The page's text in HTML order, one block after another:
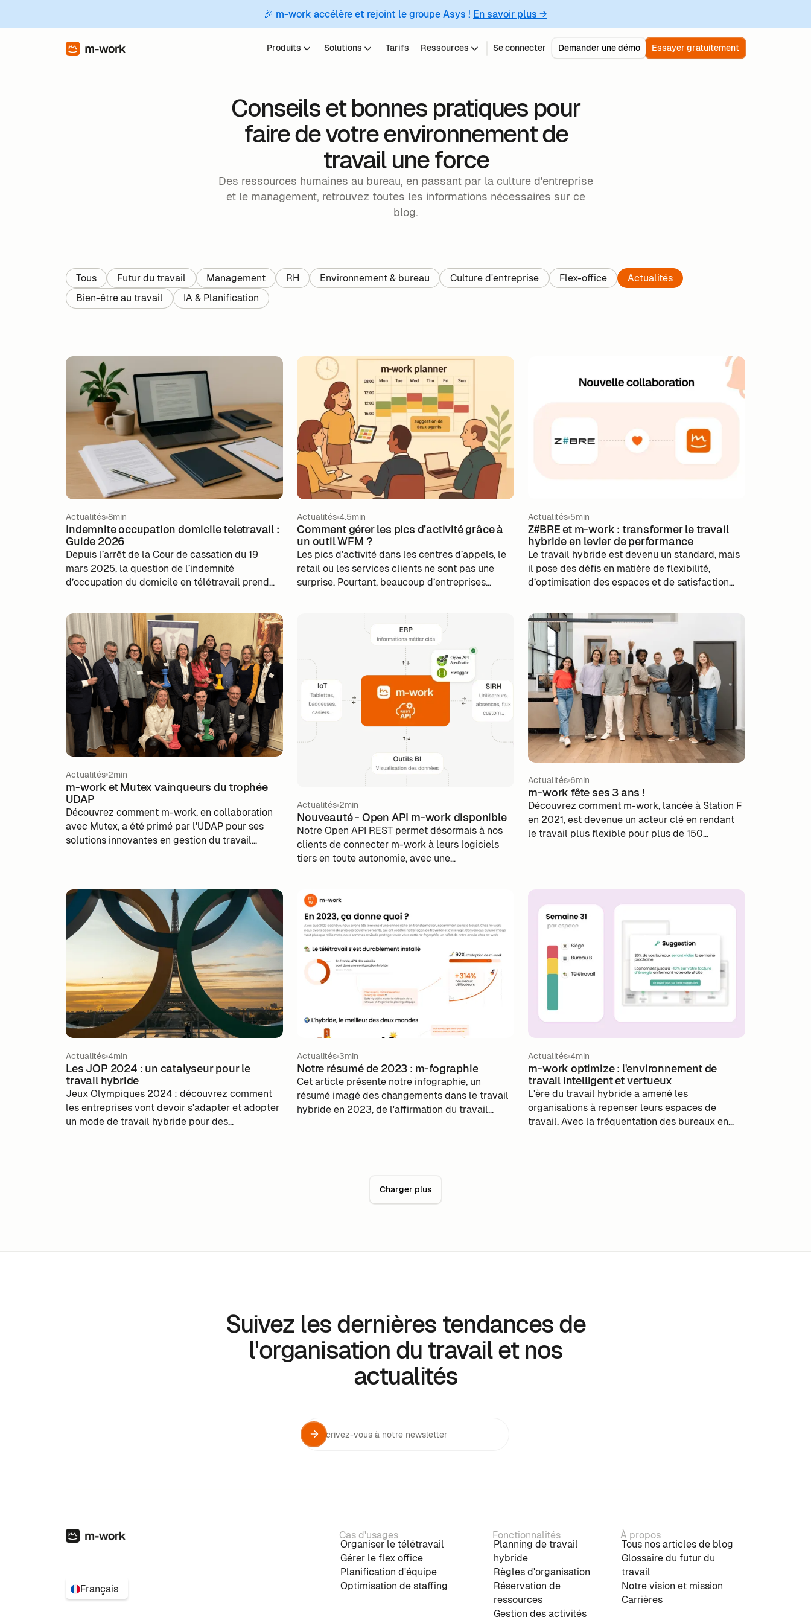
🎉 m-work accélère et rejoint le groupe Asys ! En savoir plus →
Produits Solutions Tarifs Ressources Se connecter Demander une démo Essayer gratuitement
Conseils et bonnes pratiques pour
faire de votre environnement de
travail une force
Des ressources humaines au bureau, en passant par la culture d'entreprise
et le management, retrouvez toutes les informations nécessaires sur ce
blog.
Tous Futur du travail Management RH Environnement & bureau Culture d'entreprise Flex-office
Actualités
Bien-être au travail
IA & Planification
Actualités 8min
Indemnite occupation domicile teletravail :
Guide 2026
Depuis l’arrêt de la Cour de cassation du 19
mars 2025, la question de l’indemnité
d’occupation du domicile en télétravail prend
désormais exposées à une quasi-obligation de
verser cette indemnité, même en cas de
télétravail partiel. Cet article clarifie les
nouvelles obligations, les modalités de calcul
(forfaitaire ou au réel), et les bonnes pratiques
pour sécuriser le cadre légal du télétravail et
limiter les risques financiers.
Actualités 4.5min
Comment gérer les pics d’activité grâce à
un outil WFM ?
Les pics d’activité dans les centres d’appels, le
retail ou les services clients ne sont pas une
surprise. Pourtant, beaucoup d’entreprises
adaptée. Avec m-work planner, la gestion des
plannings devient prédictive et intelligente :
centralisation des données, anticipation des
flux, ajustements automatiques des ressources.
Résultat : des équipes équilibrées, des clients
satisfaits et des managers sereins. Découvrez
comment transformer votre planification en
véritable levier de performance grâce à un outil
WFM intelligent.
Actualités 5min
Z#BRE et m-work : transformer le travail
hybride en levier de performance
Le travail hybride est devenu un standard, mais
il pose des défis en matière de flexibilité,
d’optimisation des espaces et de satisfaction
leurs expertises pour offrir une solution
complète : une gestion simplifiée du flex office
grâce à une plateforme intuitive et des données
IoT en temps réel. Cette approche permet aux
entreprises d’optimiser leurs espaces, de mieux
organiser leurs équipes et d’améliorer
l’expérience collaborateur. Adaptée aux PME,
ETI et grandes entreprises, cette solution
renforce l’efficacité, la marque employeur et
l’adaptabilité face aux mutations des modes de
travail.
Actualités 2min
m-work et Mutex vainqueurs du trophée
UDAP
Découvrez comment m-work, en collaboration
avec Mutex, a été primé par l'UDAP pour ses
solutions innovantes en gestion du travail
Actualités 2min
Nouveauté - Open API m-work disponible
Notre Open API REST permet désormais à nos
clients de connecter m-work à leurs logiciels
tiers en toute autonomie, avec une
les intégrations et tirer pleinement parti des
données activables.
Actualités 6min
m-work fête ses 3 ans !
Découvrez comment m-work, lancée à Station F
en 2021, est devenue un acteur clé en rendant
le travail plus flexible pour plus de 150
l’optimisation des activités d’équipe, préparant
le terrain pour les futurs défis du marché du
travail.
Actualités 4min
Les JOP 2024 : un catalyseur pour le
travail hybride
Jeux Olympiques 2024 : découvrez comment
les entreprises vont devoir s'adapter et adopter
un mode de travail hybride pour des
Actualités 3min
Notre résumé de 2023 : m-fographie
Cet article présente notre infographie, un
résumé imagé des changements dans le travail
hybride en 2023, de l'affirmation du travail
Actualités 4min
m-work optimize : l'environnement de
travail intelligent et vertueux
L'ère du travail hybride a amené les
organisations à repenser leurs espaces de
travail. Avec la fréquentation des bureaux en
Charger plus
Suivez les dernières tendances de
l'organisation du travail et nos
actualités
Français
Cas d'usages
Organiser le télétravail
Gérer le flex office
Planification d'équipe
Optimisation de staffing
Fonctionnalités
Planning de travail
hybride
Règles d'organisation
Réservation de
ressources
Gestion des activités
À propos
Tous nos articles de blog
Glossaire du futur du
travail
Notre vision et mission
Carrières